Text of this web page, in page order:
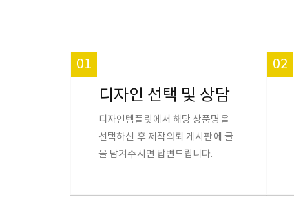
01
디자인 선택 및 상담
디자인템플릿에서 해당 상품명을
선택하신 후 제작의뢰 게시판에 글
을 남겨주시면 답변드립니다.
02